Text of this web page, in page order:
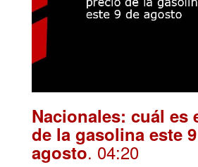
Nacionales: cuál es
de la gasolina este
agosto. 04:20